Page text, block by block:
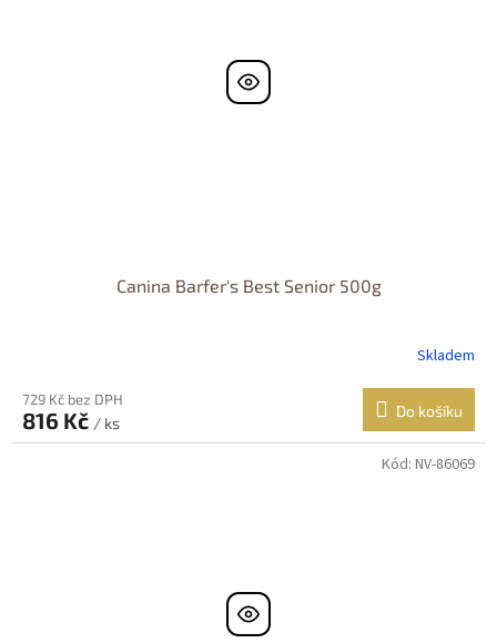
Canina Barfer's Best Senior 500g
Skladem
729 Kč bez DPH
816 Kč / ks
Do košíku
Kód: NV-86069